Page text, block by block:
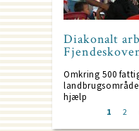
Diakonalt
Omkring 500
hjælp
1 2